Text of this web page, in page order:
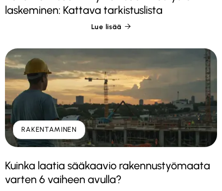
laskeminen: Kattava tarkistuslista
Lue lisää 
RAKENTAMINEN
Kuinka laatia sääkaavio rakennustyömaata
varten 6 vaiheen avulla?